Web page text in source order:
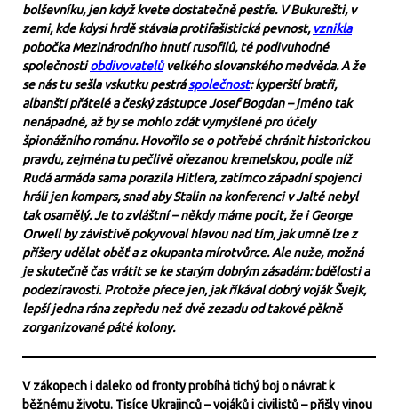
bolševníku, jen když kvete dostatečně pestře. V Bukurešti, v
zemi, kde kdysi hrdě stávala protifašistická pevnost, vznikla
pobočka Mezinárodního hnutí rusofilů, té podivuhodné
společnostiobdivovatelůvelkého slovanského medvěda. A že
se nás tu sešla vskutku pestráspolečnost: kyperští bratři,
albanští přátelé a český zástupce Josef Bogdan – jméno tak
nenápadné, až by se mohlo zdát vymyšlené pro účely
špionážního románu. Hovořilo se o potřebě chránit historickou
pravdu, zejména tu pečlivě ořezanou kremelskou, podle níž
Rudá armáda sama porazila Hitlera, zatímco západní spojenci
hráli jen kompars, snad aby Stalin na konferenci v Jaltě nebyl
tak osamělý. Je to zvláštní – někdy máme pocit, že i George
Orwell by závistivě pokyvoval hlavou nad tím, jak umně lze z
příšery udělat oběť a z okupanta mírotvůrce. Ale nuže, možná
je skutečně čas vrátit se ke starým dobrým zásadám: bdělosti a
podezíravosti. Protože přece jen, jak říkával dobrý voják Švejk,
lepší jedna rána zepředu než dvě zezadu od takové pěkně
zorganizované páté kolony.
V zákopech i daleko od fronty probíhá tichý boj o návrat k
běžnému životu. Tisíce Ukrajinců – vojáků i civilistů – přišly vinou